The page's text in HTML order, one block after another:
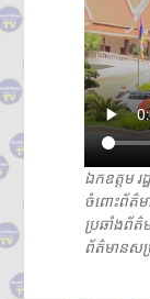
ឯកឧត្តម រដ្
ចំពោះព័ត៌មា
ប្រឆាំងព័ត៌
ព័ត៌មានសម្